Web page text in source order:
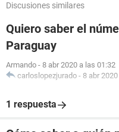
Discusiones similares
Quiero saber el
Paraguay
Armando - 8 abr 2020 a las 01:32
carloslopezjurado - 8 abr
1 respuesta